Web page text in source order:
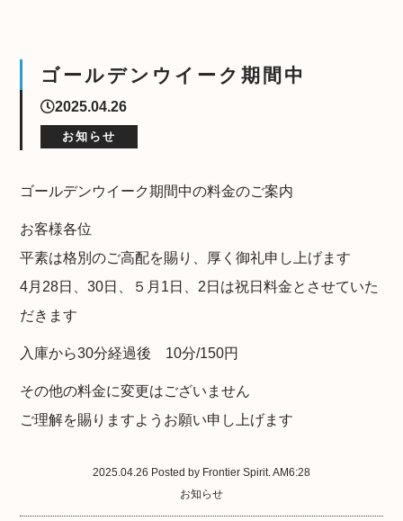
ゴールデンウイーク期間中
2025.04.26
お知らせ
ゴールデンウイーク期間中の料金のご案内
お客様各位
平素は格別のご高配を賜り、厚く御礼申し上げます
4月28日、30日、５月1日、2日は祝日料金とさせていた
だきます
入庫から30分経過後 10分/150円
その他の料金に変更はございません
ご理解を賜りますようお願い申し上げます
2025.04.26 Posted by Frontier Spirit. AM6:28
お知らせ